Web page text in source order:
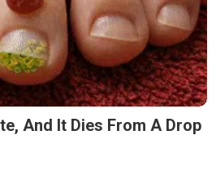
And It Dies From A Drop